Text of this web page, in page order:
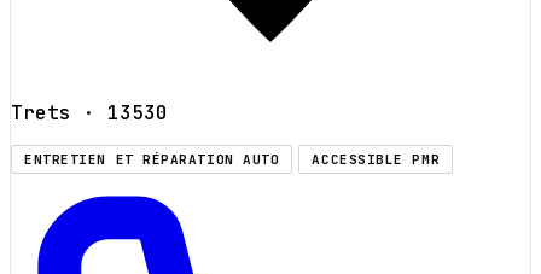
Trets · 13530
ENTRETIEN ET RÉPARATION AUTO ACCESSIBLE PMR